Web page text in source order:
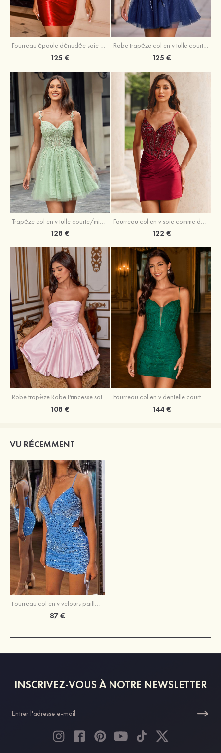
Fourreau épaule dénudée soie comme du satin courte/mini robe de fête de la rentrée
125 €
Robe trapèze col en v tulle courte/mini robe de fête de la rentrée avec poches paillettes
125 €
Trapèze col en v tulle courte/mini robe de fête de la rentrée avec perles
128 €
Fourreau col en v soie comme du satin courte/mini robe de fête de la rentrée avec paillettes
122 €
Robe trapèze Robe Princesse satin sans manches courte/mini robe de fête de la rentrée
108 €
Fourreau col en v dentelle courte/mini robe de fête de la rentré avec perles
144 €
VU RÉCEMMENT
Fourreau col en v velours paillettes courte/mini robe de fête de la rentrée
87 €
INSCRIVEZ-VOUS À NOTRE NEWSLETTER